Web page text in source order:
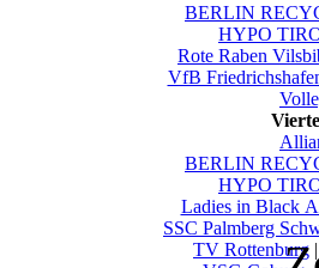
BERLIN
HYPO
Rote Raben
VfB
BERLIN
HYPO
Ladies in Black
SSC Palmberg
TV Rottenburg